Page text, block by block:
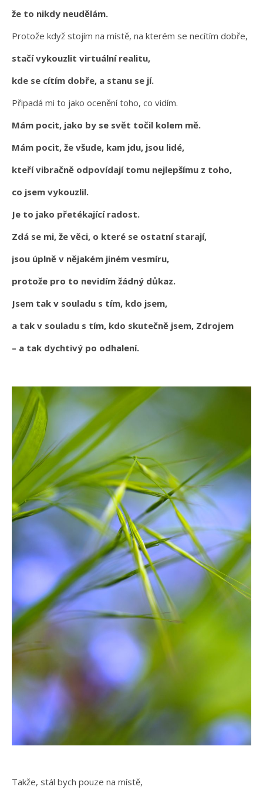
že to nikdy neudělám.
Protože když stojím na místě, na kterém se necítím dobře,
stačí vykouzlit virtuální realitu,
kde se cítím dobře, a stanu se jí.
Připadá mi to jako ocenění toho, co vidím.
Mám pocit, jako by se svět točil kolem mě.
Mám pocit, že všude, kam jdu, jsou lidé,
kteří vibračně odpovídají tomu nejlepšímu z toho,
co jsem vykouzlil.
Je to jako přetékající radost.
Zdá se mi, že věci, o které se ostatní starají,
jsou úplně v nějakém jiném vesmíru,
protože pro to nevidím žádný důkaz.
Jsem tak v souladu s tím, kdo jsem,
a tak v souladu s tím, kdo skutečně jsem, Zdrojem
– a tak dychtivý po odhalení.
Takže, stál bych pouze na místě,